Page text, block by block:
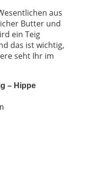
aus
Butter und
ein Teig
das ist wichtig,
seht Ihr im
– Hippe